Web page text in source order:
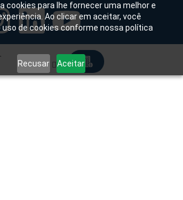
cookies para lhe fornecer uma melhor e
Ao clicar em aceitar, você
de cookies conforme nossa política
Recusar Aceitar